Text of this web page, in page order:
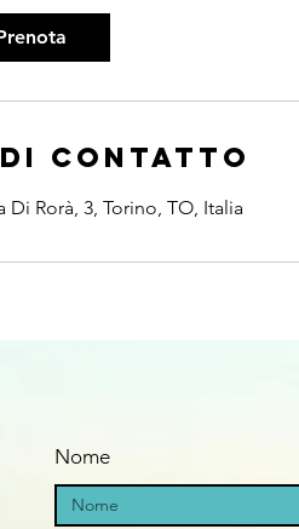
contatto
Di Rorà, 3, Torino, TO, Italia
Nome